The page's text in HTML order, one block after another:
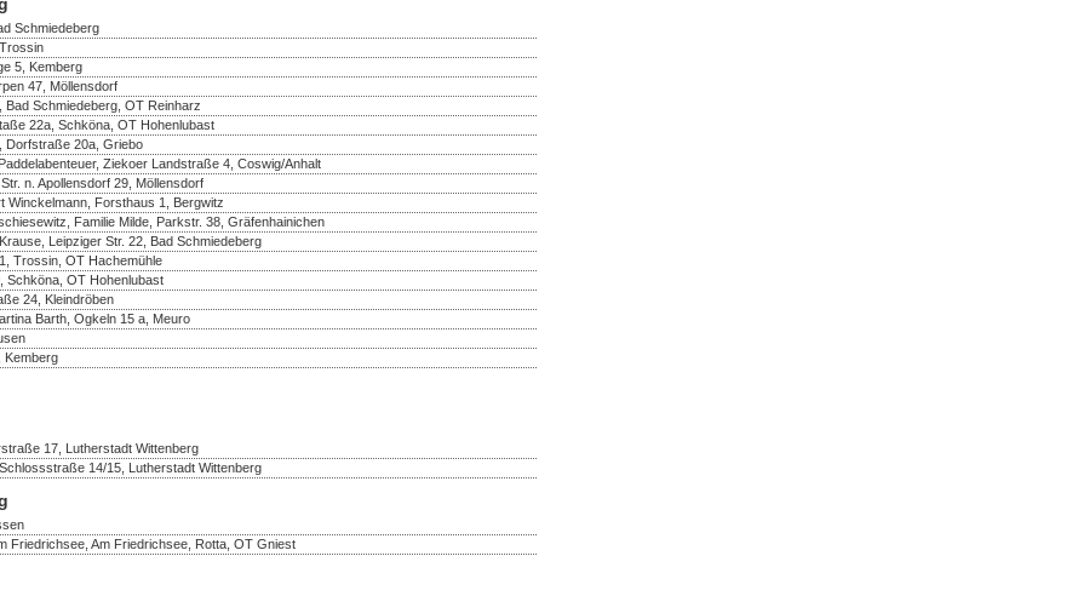
Schmiedeberg
5, Kemberg
47, Möllensdorf
Schmiedeberg, OT Reinharz
22a, Schköna, OT Hohenlubast
Dorfstraße 20a, Griebo
Ziekoer Landstraße 4, Coswig/Anhalt
n. Apollensdorf 29, Möllensdorf
Winckelmann, Forsthaus 1, Bergwitz
Familie Milde, Parkstr. 38, Gräfenhainichen
Leipziger Str. 22, Bad Schmiedeberg
Trossin, OT Hachemühle
Schköna, OT Hohenlubast
24, Kleindröben
Barth, Ogkeln 15 a, Meuro
Kemberg
17, Lutherstadt Wittenberg
14/15, Lutherstadt Wittenberg
Friedrichsee, Am Friedrichsee, Rotta, OT Gniest